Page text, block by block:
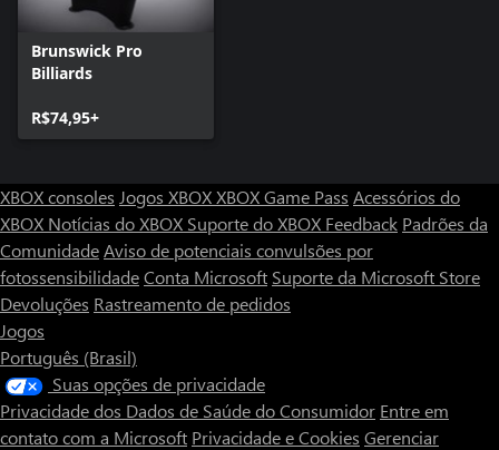
Brunswick Pro
Billiards
R$74,95+
XBOX consoles Jogos XBOXXBOX Game Pass Acessórios do
XBOX Notícias do XBOX Suporte do XBOX Feedback Padrões da
ComunidadeAviso de potenciais convulsões por
fotossensibilidadeConta Microsoft Suporte da Microsoft Store
Devoluções Rastreamento de pedidos
Jogos
Português (Brasil)
Suas opções de privacidade
Privacidade dos Dados de Saúde do Consumidor Entre em
contato com a Microsoft Privacidade e Cookies Gerenciar